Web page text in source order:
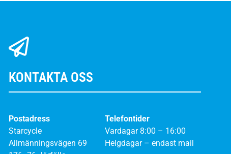
KONTAKTA OSS
Postadress
Starcycle
Allmänningsvägen 69
Telefontider
Vardagar 8:00 – 16:00
Helgdagar – endast mail